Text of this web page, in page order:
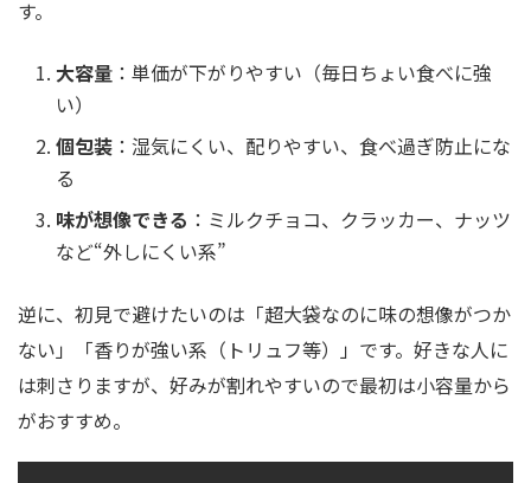
す。
大容量 ：単価が下がりやすい（毎日ちょい食べに強
い）
個包装 ：湿気にくい、配りやすい、食べ過ぎ防止にな
る
味が想像できる ：ミルクチョコ、クラッカー、ナッツ
など“外しにくい系”
逆に、初見で避けたいのは「超大袋なのに味の想像がつか
ない」「香りが強い系（トリュフ等）」です。好きな人に
は刺さりますが、好みが割れやすいので最初は小容量から
がおすすめ。